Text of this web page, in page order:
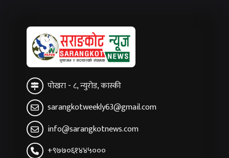
पोखरा - ८, न्युरोड, कास्की
sarangkotweekly63@gmail.com
info@sarangkotnews.com
+९७७०६१४४५०००